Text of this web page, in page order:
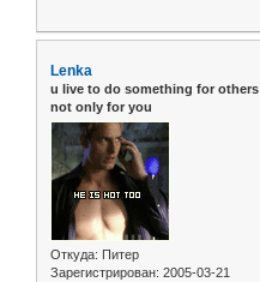
Lenka
u live to do something for others
not only for you
Откуда: Питер
Зарегистрирован: 2005-03-21